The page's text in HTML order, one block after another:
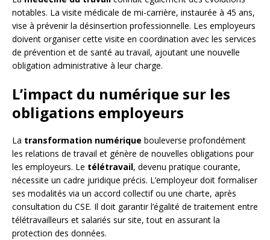
notables. La visite médicale de mi-carrière, instaurée à 45 ans,
vise à prévenir la désinsertion professionnelle. Les employeurs
doivent organiser cette visite en coordination avec les services
de prévention et de santé au travail, ajoutant une nouvelle
obligation administrative à leur charge.
L’impact du numérique sur les
obligations employeurs
La transformation numérique bouleverse profondément
les relations de travail et génère de nouvelles obligations pour
les employeurs. Le télétravail, devenu pratique courante,
nécessite un cadre juridique précis. L’employeur doit formaliser
ses modalités via un accord collectif ou une charte, après
consultation du CSE. Il doit garantir l’égalité de traitement entre
télétravailleurs et salariés sur site, tout en assurant la
protection des données.